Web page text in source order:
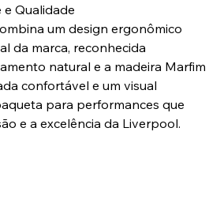
e Qualidade
um design ergonômico
da marca, reconhecida
natural e a madeira Marfim
confortável e um visual
para performances que
e a excelência da Liverpool.